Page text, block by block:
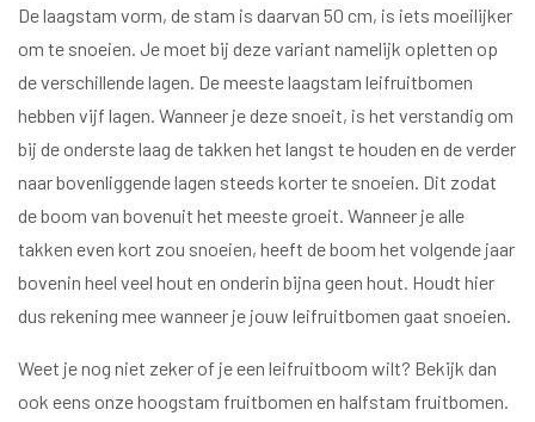
De laagstam vorm, de stam is daarvan 50 cm, is iets moeilijker
om te snoeien. Je moet bij deze variant namelijk opletten op
de verschillende lagen. De meeste laagstam leifruitbomen
hebben vijf lagen. Wanneer je deze snoeit, is het verstandig om
bij de onderste laag de takken het langst te houden en de verder
naar bovenliggende lagen steeds korter te snoeien. Dit zodat
de boom van bovenuit het meeste groeit. Wanneer je alle
takken even kort zou snoeien, heeft de boom het volgende jaar
bovenin heel veel hout en onderin bijna geen hout. Houdt hier
dus rekening mee wanneer je jouw leifruitbomen gaat snoeien.
Weet je nog niet zeker of je een leifruitboom wilt? Bekijk dan
ook eens onze hoogstam fruitbomen en halfstam fruitbomen.